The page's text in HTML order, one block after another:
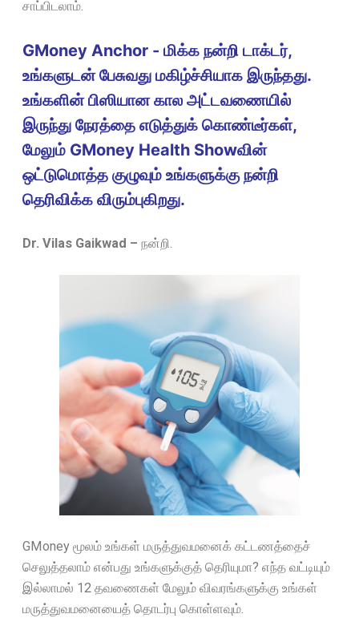
சாப்பிடலாம்.
GMoney Anchor - மிக்க நன்றி டாக்டர்,
உங்களுடன் பேசுவது மகிழ்ச்சியாக இருந்தது.
உங்களின் பிஸியான கால அட்டவணையில்
இருந்து நேரத்தை எடுத்துக் கொண்டீர்கள்,
மேலும் GMoney Health Showவின்
ஒட்டுமொத்த குழுவும் உங்களுக்கு நன்றி
தெரிவிக்க விரும்புகிறது.
Dr. Vilas Gaikwad – நன்றி.
GMoney மூலம் உங்கள் மருத்துவமனைக் கட்டணத்தைச்
செலுத்தலாம் என்பது உங்களுக்குத் தெரியுமா? எந்த வட்டியும்
இல்லாமல் 12 தவணைகள் மேலும் விவரங்களுக்கு உங்கள்
மருத்துவமனையைத் தொடர்பு கொள்ளவும்.